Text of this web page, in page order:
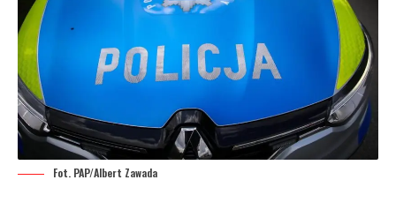
Fot. PAP/Albert Zawada